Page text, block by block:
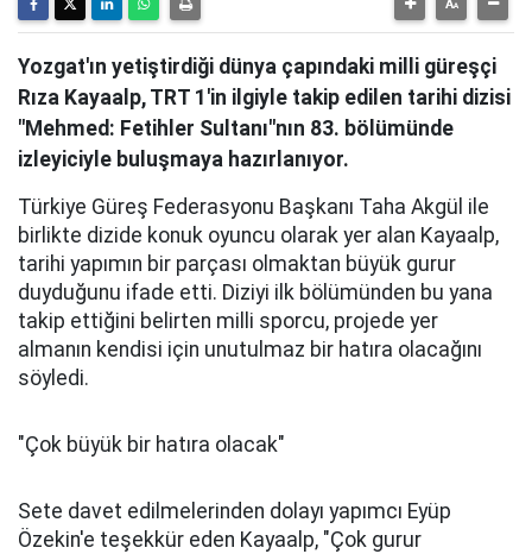
Yozgat'ın yetiştirdiği dünya çapındaki milli güreşçi
Rıza Kayaalp, TRT 1'in ilgiyle takip edilen tarihi dizisi
"Mehmed: Fetihler Sultanı"nın 83. bölümünde
izleyiciyle buluşmaya hazırlanıyor.
Türkiye Güreş Federasyonu Başkanı Taha Akgül ile
birlikte dizide konuk oyuncu olarak yer alan Kayaalp,
tarihi yapımın bir parçası olmaktan büyük gurur
duyduğunu ifade etti. Diziyi ilk bölümünden bu yana
takip ettiğini belirten milli sporcu, projede yer
almanın kendisi için unutulmaz bir hatıra olacağını
söyledi.
"Çok büyük bir hatıra olacak"
Sete davet edilmelerinden dolayı yapımcı Eyüp
Özekin'e teşekkür eden Kayaalp, "Çok gurur